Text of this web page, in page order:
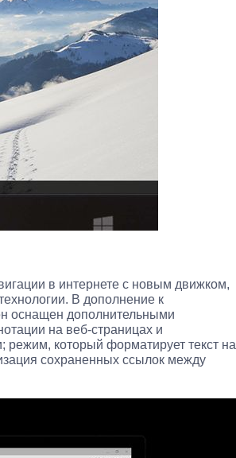
в интернете с новым движком,
В дополнение к
оснащен дополнительными
на веб-страницах и
режим, который форматирует текст на
сохраненных ссылок между